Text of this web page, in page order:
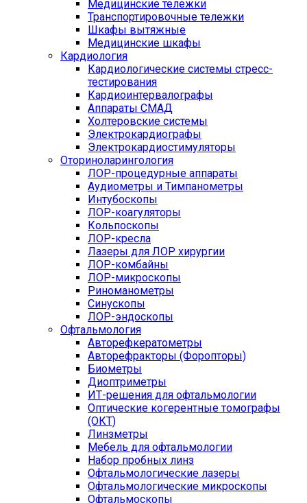
Медицинские тележки
Транспортировочные тележки
Шкафы вытяжные
Медицинские шкафы
Кардиология
Кардиологические системы стресс-
тестирования
Кардиоинтервалографы
Аппараты СМАД
Холтеровские системы
Электрокардиографы
Электрокардиостимуляторы
Оториноларингология
ЛОР-процедурные аппараты
Аудиометры и Тимпанометры
Интубоскопы
ЛОР-коагуляторы
Кольпоскопы
ЛОР-кресла
Лазеры для ЛОР хирургии
ЛОР-комбайны
ЛОР-микроскопы
Риноманометры
Синускопы
ЛОР-эндоскопы
Офтальмология
Авторефкератометры
Авторефракторы (Форопторы)
Биометры
Диоптриметры
ИТ-решения для офтальмологии
Оптические когерентные томографы
(ОКТ)
Линзметры
Мебель для офтальмологии
Набор пробных линз
Офтальмологические лазеры
Офтальмологические микроскопы
Офтальмоскопы